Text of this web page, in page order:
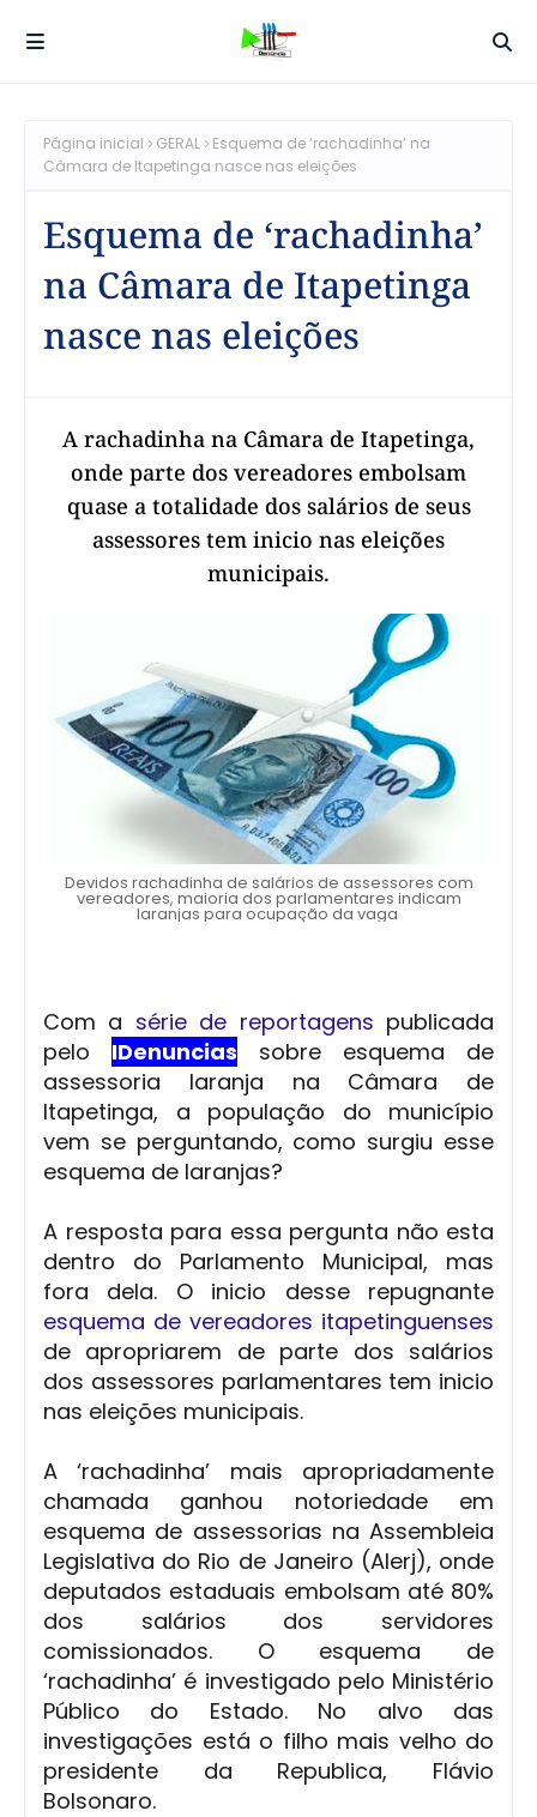
Página inicial GERAL
Esquema de ‘rachadinha’ na
Câmara de Itapetinga nasce nas eleições
Esquema de ‘rachadinha’
na Câmara de Itapetinga
nasce nas eleições
A rachadinha na Câmara de Itapetinga,
onde parte dos vereadores embolsam
quase a totalidade dos salários de seus
assessores tem inicio nas eleições
municipais.
Devidos rachadinha de salários de assessores com
vereadores, maioria dos parlamentares indicam
laranjas para ocupação da vaga
Com a série de reportagens publicada
pelo IDenuncias sobre esquema de
assessoria laranja na Câmara de
Itapetinga, a população do município
vem se perguntando, como surgiu esse
esquema de laranjas?
A resposta para essa pergunta não esta
dentro do Parlamento Municipal, mas
fora dela. O inicio desse repugnante
esquema de vereadores itapetinguenses
de apropriarem de parte dos salários
dos assessores parlamentares tem inicio
nas eleições municipais.
A ‘rachadinha’ mais apropriadamente
chamada ganhou notoriedade em
esquema de assessorias na Assembleia
Legislativa do Rio de Janeiro (Alerj), onde
deputados estaduais embolsam até 80%
dos salários dos servidores
comissionados. O esquema de
‘rachadinha’ é investigado pelo Ministério
Público do Estado. No alvo das
investigações está o filho mais velho do
presidente da Republica, Flávio
Bolsonaro.